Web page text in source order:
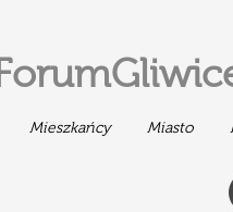
Mieszkańcy Miasto